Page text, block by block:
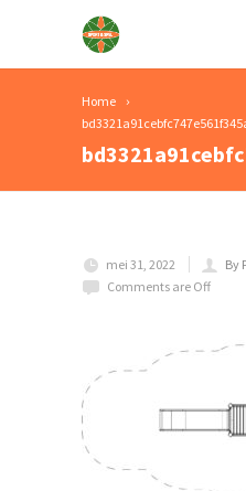
Home
mei 31, 2022
By
Comments are Off